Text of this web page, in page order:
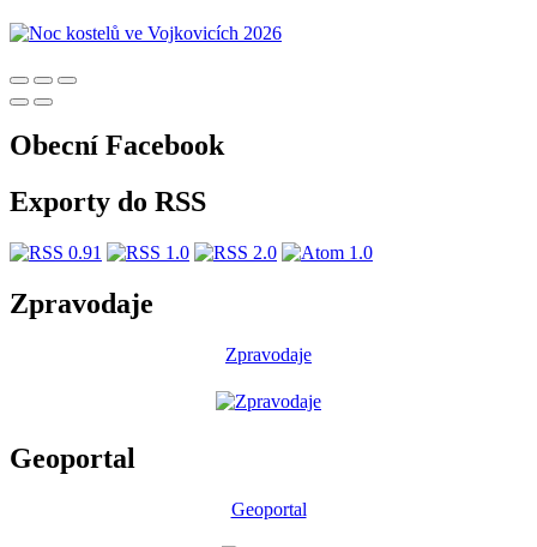
Obecní Facebook
Exporty do RSS
Zpravodaje
Zpravodaje
Geoportal
Geoportal